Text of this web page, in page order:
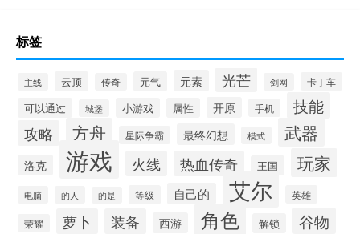
标签
主线 云顶 传奇 元气 元素 光芒 剑网 卡丁车
可以通过 城堡 小游戏 属性 开原 手机 技能
攻略 方舟 星际争霸 最终幻想 模式 武器
洛克 游戏 火线 热血传奇 王国 玩家
电脑 的人 的是 等级 自己的 艾尔 英雄
荣耀 萝卜 装备 西游 角色 解锁 谷物